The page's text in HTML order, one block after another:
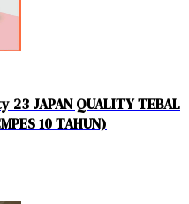
23 JAPAN QUALITY TEBAL
10 TAHUN)